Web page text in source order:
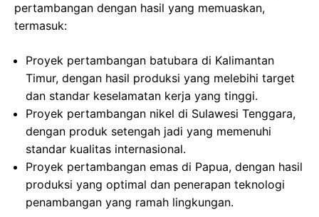
pertambangan dengan hasil yang memuaskan,
termasuk:
Proyek pertambangan batubara di Kalimantan
Timur, dengan hasil produksi yang melebihi target
dan standar keselamatan kerja yang tinggi.
Proyek pertambangan nikel di Sulawesi Tenggara,
dengan produk setengah jadi yang memenuhi
standar kualitas internasional.
Proyek pertambangan emas di Papua, dengan hasil
produksi yang optimal dan penerapan teknologi
penambangan yang ramah lingkungan.